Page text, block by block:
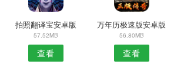
拍照翻译宝安卓版
57.52MB
查看
万年历极速版安卓版
56.80MB
查看